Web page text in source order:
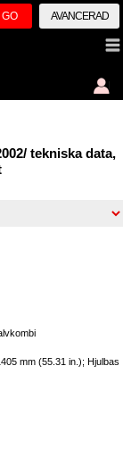
GO AVANCERAD
tekniska data,
mm (55.31 in.); Hjulbas